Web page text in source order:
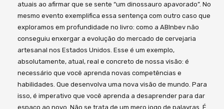
atuais ao afirmar que se sente “um dinossauro apavorado”. No
mesmo evento exemplifica essa sentença com outro caso que
exploramos em profundidade no livro: como a ABInbev não
conseguiu enxergar a evolução do mercado de cervejaria
artesanal nos Estados Unidos. Esse é um exemplo,
absolutamente, atual, real e concreto de nossa visão: é
necessário que você aprenda novas competências e
habilidades. Que desenvolva uma nova visão de mundo. Para
isso, é imperativo que você aprenda a desaprender para dar
espaço ao novo. Não se trata de um mero jogo de palavras. É